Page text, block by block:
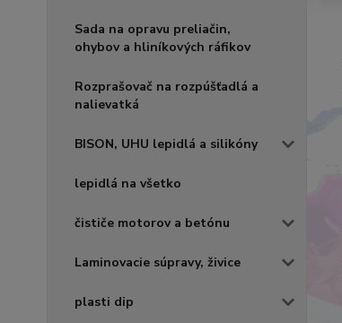
Sada na opravu preliačin,
ohybov a hliníkových ráfikov
Rozprašovač na rozpúšťadlá a
nalievatká
BISON, UHU lepidlá a silikóny
lepidlá na všetko
čističe motorov a betónu
Laminovacie súpravy, živice
plasti dip